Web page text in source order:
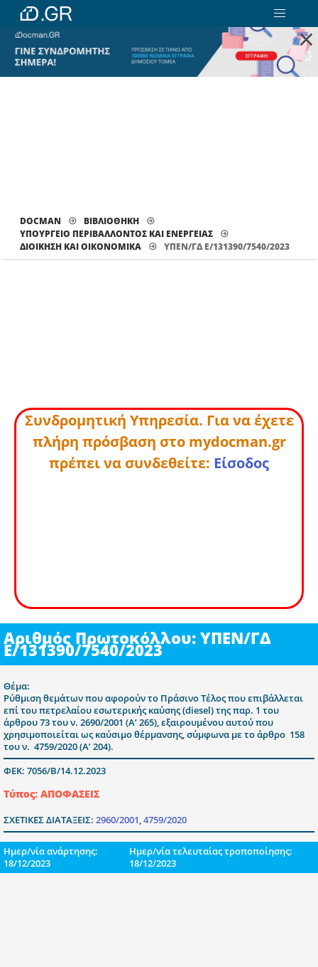
×
DOCMAN
ΒΙΒΛΙΟΘΗΚΗ
ΥΠΟΥΡΓΕΙΟ ΠΕΡΙΒΑΛΛΟΝΤΟΣ ΚΑΙ ΕΝΕΡΓΕΙΑΣ
ΔΙΟΊΚΗΣΗ ΚΑΙ ΟΙΚΟΝΟΜΙΚΆ
ΥΠΕΝ/ΓΔ Ε/131390/7540/2023
Συνδρομητική Υπηρεσία. Για να έχετε
πλήρη πρόσβαση στο mydocman.gr
πρέπει να συνδεθείτε: Είσοδος
Αριθμός Πρωτοκόλλου: ΥΠΕΝ/ΓΔ
Ε/131390/7540/2023
Θέμα:
Ρύθμιση θεμάτων που αφορούν το Πράσινο Τέλος που επιβάλλεται
επί του πετρελαίου εσωτερικής καύσης (diesel) της παρ. 1 του
άρθρου 73 του ν. 2690/2001 (Α’ 265), εξαιρουμένου αυτού που
χρησιμοποιείται ως καύσιμο θέρμανσης, σύμφωνα με το άρθρο 158
του ν. 4759/2020 (Α’ 204).
ΦΕΚ: 7056/Β/14.12.2023
Τύπος: ΑΠΟΦΑΣΕΙΣ
ΣΧΕΤΙΚΕΣ ΔΙΑΤΑΞΕΙΣ: 2960/2001,4759/2020
Ημερ/νία ανάρτησης:
18/12/2023
Ημερ/νία τελευταίας τροποποίησης:
18/12/2023